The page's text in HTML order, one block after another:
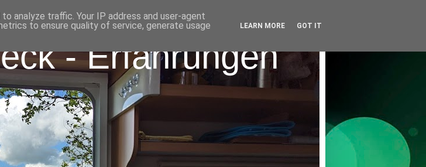
- Erfahrungen
analyze traffic. Your IP address and user-agent
to ensure quality of service, generate usage
LEARN MORE GOT IT